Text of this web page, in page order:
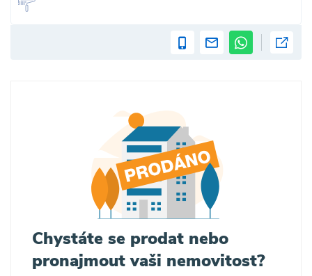
Chystáte se prodat nebo
pronajmout vaši nemovitost?